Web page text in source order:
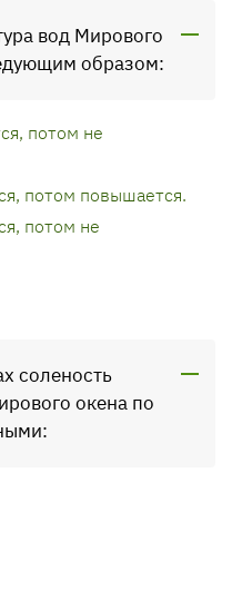
вод Мирового
образом:
потом не
потом повышается.
потом не
соленость
окена по